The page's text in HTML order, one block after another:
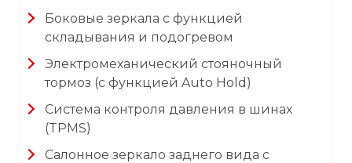
Боковые зеркала с функцией
складывания и подогревом
Электромеханический стояночный
тормоз (с функцией Auto Hold)
Система контроля давления в шинах
(TPMS)
Салонное зеркало заднего вида с